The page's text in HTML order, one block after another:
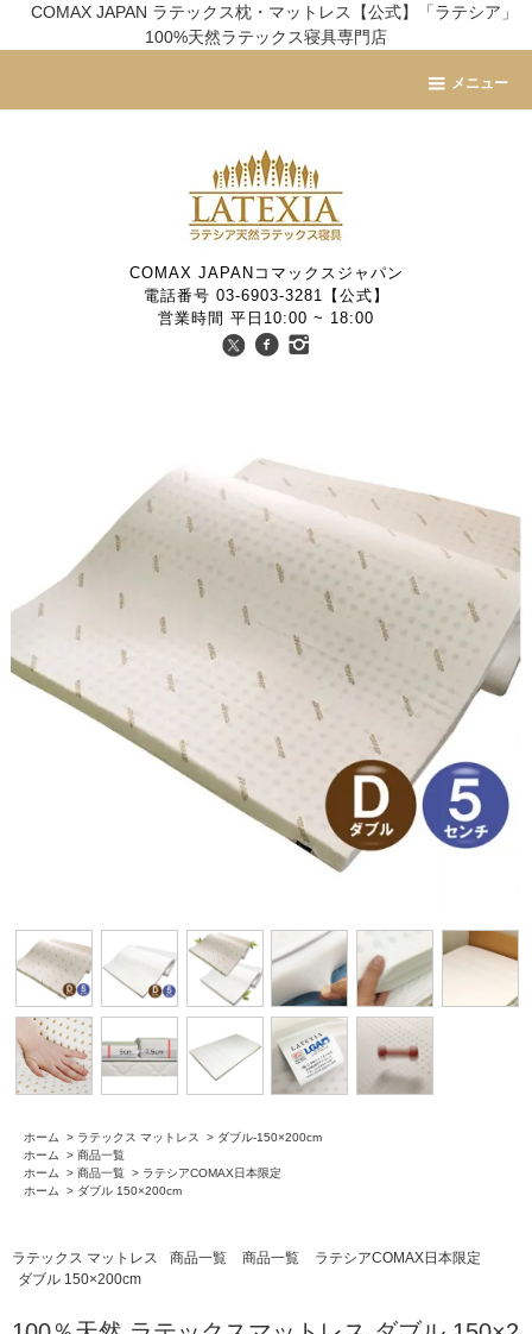
COMAX JAPAN ラテックス枕・マットレス【公式】「ラテシア」
100%天然ラテックス寝具専門店
メニュー
COMAX JAPANコマックスジャパン
電話番号 03-6903-3281【公式】
営業時間 平日10:00 ~ 18:00
ホーム > ラテックス マットレス > ダブル-150×200cm
ホーム
> 商品一覧
ホーム
> 商品一覧 > ラテシアCOMAX日本限定
ホーム
> ダブル 150×200cm
ラテックス マットレス 商品一覧 商品一覧
ラテシアCOMAX日本限定
ダブル 150×200cm